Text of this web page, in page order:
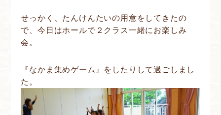
せっかく、たんけんたいの用意をしてきたの
で、今日はホールで２クラス一緒にお楽しみ
会。
『なかま集めゲーム』をしたりして過ごしまし
た。